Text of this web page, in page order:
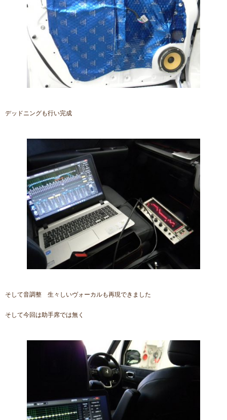
デッドニングも行い完成
そして音調整 生々しいヴォーカルも再現できました
そして今回は助手席では無く